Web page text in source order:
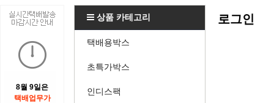
8월 9일은
택배업무가
상품 카테고리
택배용박스
초특가박스
인디스팩
로그인